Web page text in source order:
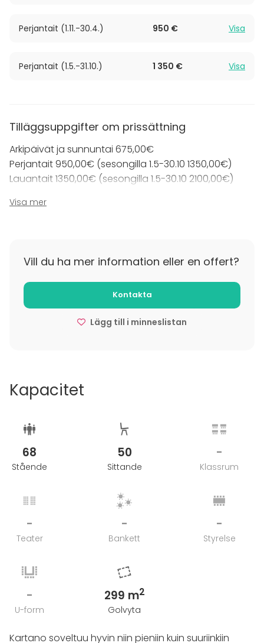
Perjantait (1.11.-30.4.) 950 € Visa
Perjantait (1.5.-31.10.) 1 350 € Visa
Tilläggsuppgifter om prissättning
Arkipäivät ja sunnuntai 675,00€
Perjantait 950,00€ (sesongilla 1.5-30.10 1350,00€)
Lauantait 1350,00€ (sesongilla 1.5-30.10 2100,00€)
Tilavuokra on sopimuksen mukaan heti aamusta
Tuntihinnoittelua voidaan soveltaa
tapauskohtaisesti lyhyissä tilaisuuksissa.
Tilläggsuppgifter om avbokning
Perua voi kuluitta (poislukien varausmaksu) 1kk ennen
Visa mer
Vill du ha mer information eller en offert?
Kontakta
Lägg till i minneslistan
Kapacitet
68
Stående
50
Sittande
-
Klassrum
-
Teater
-
Bankett
-
Styrelse
-
U-form
299 m2
Golvyta
Kartano soveltuu hyvin niin pieniin kuin suuriinkiin